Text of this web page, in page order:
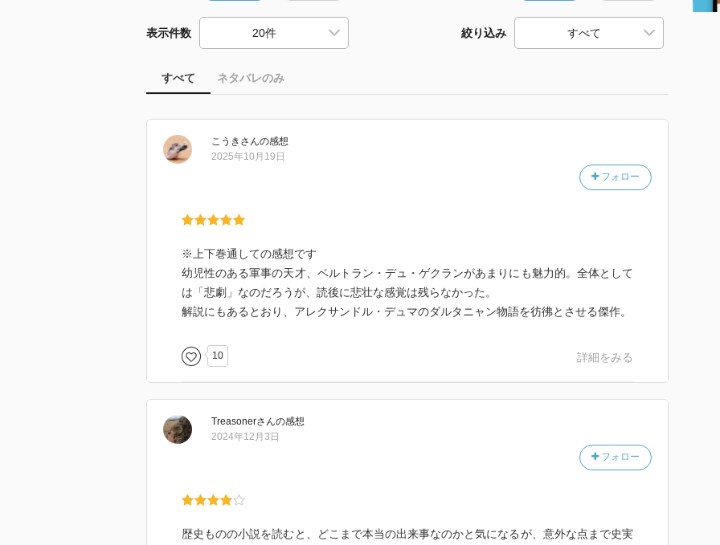
表示件数 絞り込み
すべて ネタバレのみ
こうき さんの感想
フォロー
2025年10月19日
※上下巻通しての感想です
幼児性のある軍事の天才、ベルトラン・デュ・ゲクランがあまりにも魅力的。全体として
は「悲劇」なのだろうが、読後に悲壮な感覚は残らなかった。
解説にもあるとおり、アレクサンドル・デュマのダルタニャン物語を彷彿とさせる傑作。
10 詳細をみる
Treasonerさんの感想
フォロー
2024年12月3日
歴史ものの小説を読むと、どこまで本当の出来事なのかと気になるが、意外な点まで史実